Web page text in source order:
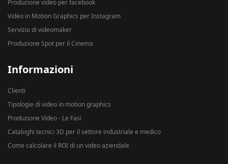
Produzione video per facebook
Video in Motion Graphics per Instagram
Servizio di videomaker
Produzione Spot per il Cinema
Informazioni
Clienti
Tipologie di video in motion graphics
Produzione Video - Le Fasi
Cataloghi tecnici 3D per il settore industriale e medico
Come calcolare il ROI di un video aziendale